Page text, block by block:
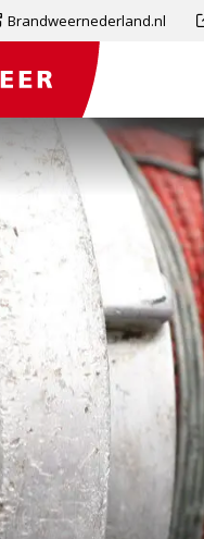
Dit
externe
pagina
Brandweernederland.nl